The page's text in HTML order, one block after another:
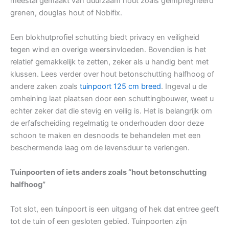
grenen, douglas hout of Nobifix.
Een blokhutprofiel schutting biedt privacy en veiligheid
tegen wind en overige weersinvloeden. Bovendien is het
relatief gemakkelijk te zetten, zeker als u handig bent met
klussen. Lees verder over hout betonschutting halfhoog of
andere zaken zoals tuinpoort 125 cm breed. Ingeval u de
omheining laat plaatsen door een schuttingbouwer, weet u
echter zeker dat die stevig en veilig is. Het is belangrijk om
de erfafscheiding regelmatig te onderhouden door deze
schoon te maken en desnoods te behandelen met een
beschermende laag om de levensduur te verlengen.
Tuinpoorten of iets anders zoals “hout betonschutting
halfhoog”
Tot slot, een tuinpoort is een uitgang of hek dat entree geeft
tot de tuin of een gesloten gebied. Tuinpoorten zijn